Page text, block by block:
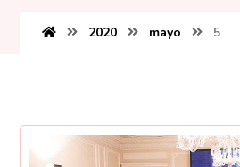
2020 mayo 5